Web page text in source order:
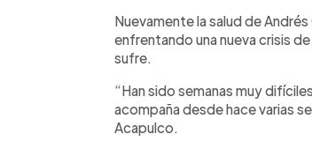
► Escuchar artículo
Nuevamente la salud de
enfrentando una nueva crisis
sufre.
“Han sido semanas muy
acompaña desde hace varias
Acapulco.